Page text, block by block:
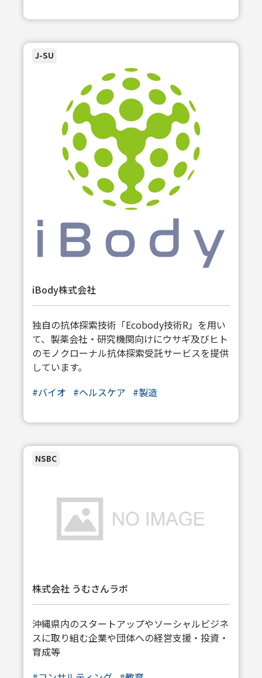
J-SU
iBody株式会社
独自の抗体探索技術「Ecobody技術R」を用い
て、製薬会社・研究機関向けにウサギ及びヒト
のモノクローナル抗体探索受託サービスを提供
しています。
#バイオ #ヘルスケア #製造
NSBC
株式会社 うむさんラボ
沖縄県内のスタートアップやソーシャルビジネ
スに取り組む企業や団体への経営支援・投資・
育成等